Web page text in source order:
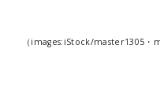
（images:iStock/master1305・